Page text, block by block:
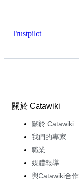
Trustpilot
關於 Catawiki
關於 Catawiki
我們的專家
職業
媒體報導
與Catawiki合作